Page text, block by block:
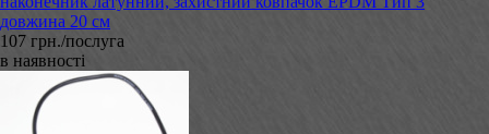
довжина 20 см
107 грн./послуга
в наявності